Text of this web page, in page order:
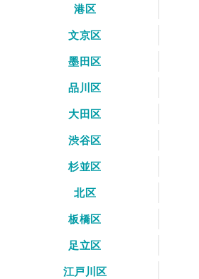
港区
文京区
墨田区
品川区
大田区
渋谷区
杉並区
北区
板橋区
足立区
江戸川区